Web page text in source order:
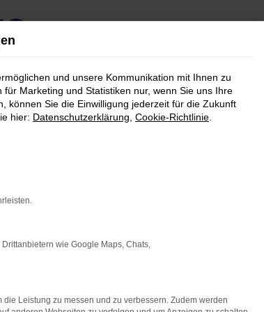
Funktioniert die Seite in einem anderen
und unsere Kommunikation mit Ihnen zu
Marketing und Statistiken nur, wenn Sie uns Ihre
können Sie die Einwilligung jederzeit für die Zukunft
hier: Datenschutzerklärung Cookie-Richtlinie
wie Google Maps, Chats,
Leistung zu messen und zu verbessern. Zudem werden